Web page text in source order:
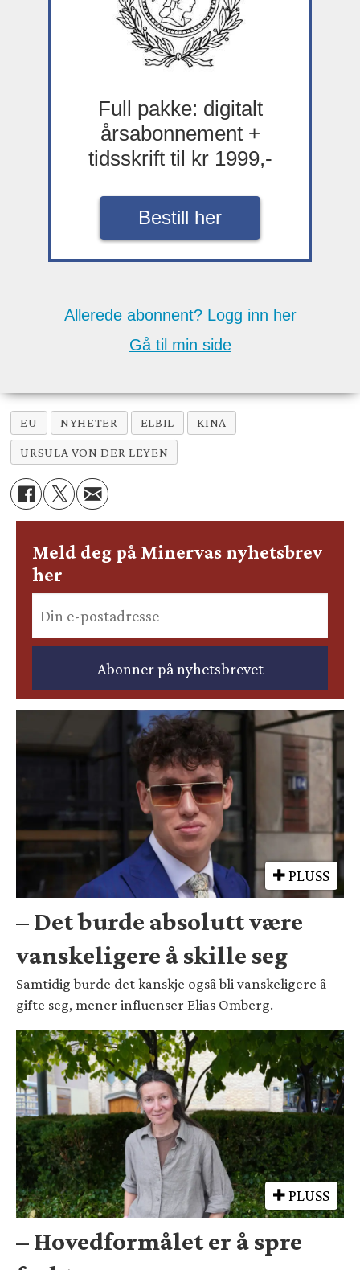
Full pakke: digitalt
årsabonnement +
tidsskrift til kr 1999,-
Bestill her
Allerede abonnent? Logg inn her
Gå til min side
EU NYHETER ELBIL KINA
URSULA VON DER LEYEN
Meld deg på Minervas nyhetsbrev
her
PLUSS
– Det burde absolutt være
vanskeligere å skille seg
Samtidig burde det kanskje også bli vanskeligere å
gifte seg, mener influenser Elias Omberg.
PLUSS
– Hovedformålet er å spre